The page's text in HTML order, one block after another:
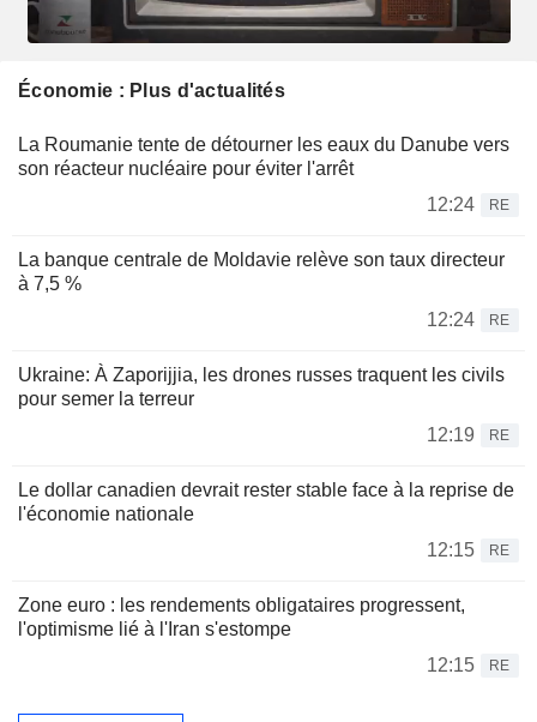
Économie : Plus d'actualités
La Roumanie tente de détourner les eaux du Danube vers
son réacteur nucléaire pour éviter l'arrêt
12:24
RE
La banque centrale de Moldavie relève son taux directeur
à 7,5 %
12:24
RE
Ukraine: À Zaporijjia, les drones russes traquent les civils
pour semer la terreur
12:19
RE
Le dollar canadien devrait rester stable face à la reprise de
l'économie nationale
12:15
RE
Zone euro : les rendements obligataires progressent,
l'optimisme lié à l'Iran s'estompe
12:15
RE